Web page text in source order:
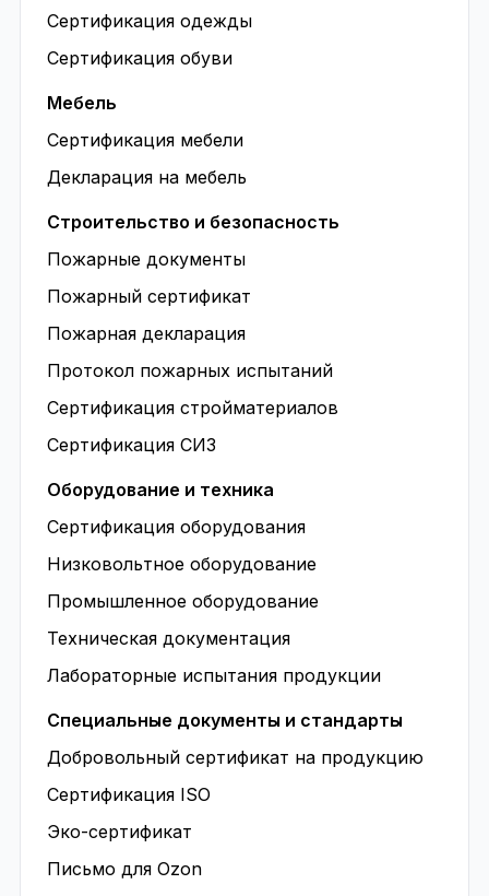
Сертификация одежды
Сертификация обуви
Мебель
Сертификация мебели
Декларация на мебель
Строительство и безопасность
Пожарные документы
Пожарный сертификат
Пожарная декларация
Протокол пожарных испытаний
Сертификация стройматериалов
Сертификация СИЗ
Оборудование и техника
Сертификация оборудования
Низковольтное оборудование
Промышленное оборудование
Техническая документация
Лабораторные испытания продукции
Специальные документы и стандарты
Добровольный сертификат на продукцию
Сертификация ISO
Эко-сертификат
Письмо для Ozon